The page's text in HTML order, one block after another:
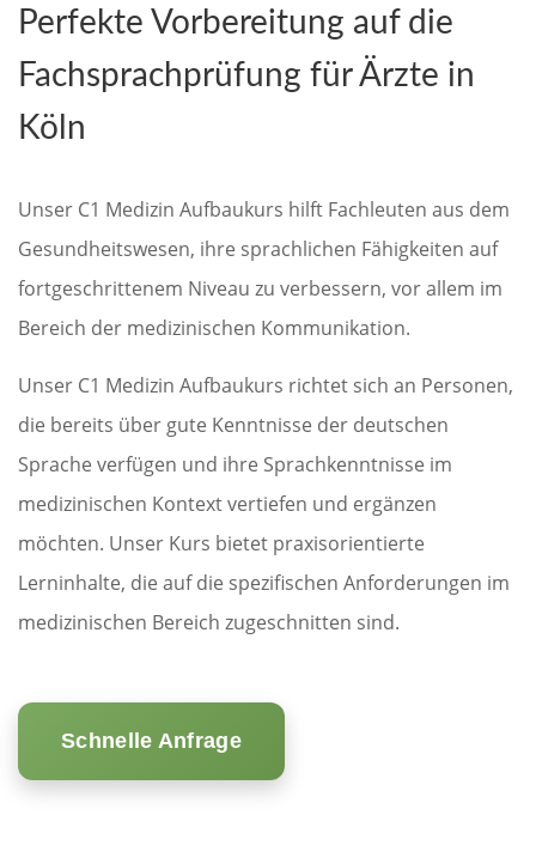
Perfekte Vorbereitung auf die
Fachsprachprüfung für Ärzte in
Köln
Unser C1 Medizin Aufbaukurs hilft Fachleuten aus dem
Gesundheitswesen, ihre sprachlichen Fähigkeiten auf
fortgeschrittenem Niveau zu verbessern, vor allem im
Bereich der medizinischen Kommunikation.
Unser C1 Medizin Aufbaukurs richtet sich an Personen,
die bereits über gute Kenntnisse der deutschen
Sprache verfügen und ihre Sprachkenntnisse im
medizinischen Kontext vertiefen und ergänzen
möchten. Unser Kurs bietet praxisorientierte
Lerninhalte, die auf die spezifischen Anforderungen im
medizinischen Bereich zugeschnitten sind.
Schnelle Anfrage